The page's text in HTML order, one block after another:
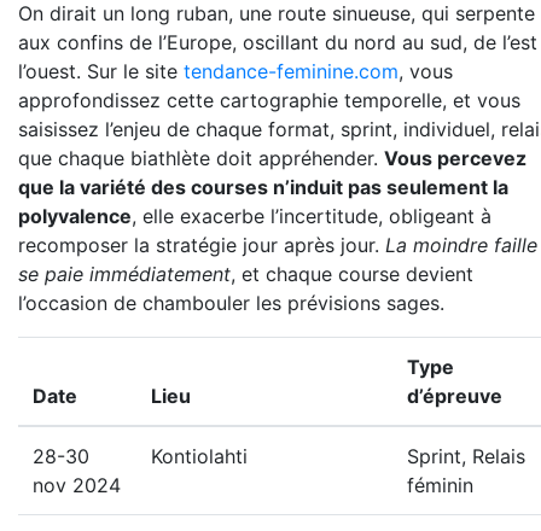
On dirait un long ruban, une route sinueuse, qui serpente
aux confins de l’Europe, oscillant du nord au sud, de
l’ouest. Sur le site tendance-feminine.com, vous
approfondissez cette cartographie temporelle, et vous
saisissez l’enjeu de chaque format, sprint, individuel,
que chaque biathlète doit appréhender. Vous percevez
que la variété des courses n’induit pas seulement la
polyvalence, elle exacerbe l’incertitude, obligeant à
recomposer la stratégie jour après jour. La moindre faille
se paie immédiatement, et chaque course devient
l’occasion de chambouler les prévisions sages.
Date Lieu
Type
d’épreuve
28-30
nov 2024
Kontiolahti
Sprint, Relais
féminin